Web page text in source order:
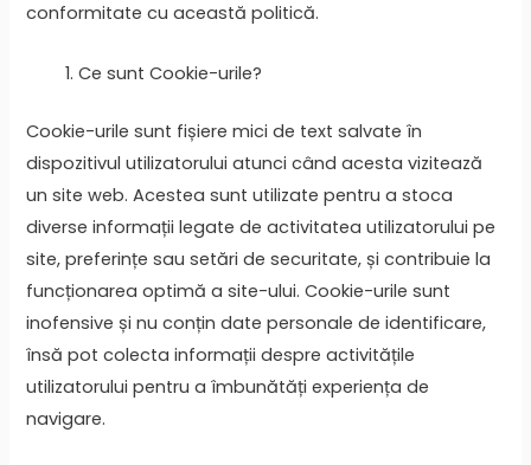
conformitate cu această politică.
Ce sunt Cookie-urile?
Cookie-urile sunt fișiere mici de text salvate în
dispozitivul utilizatorului atunci când acesta vizitează
un site web. Acestea sunt utilizate pentru a stoca
diverse informații legate de activitatea utilizatorului pe
site, preferințe sau setări de securitate, și contribuie la
funcționarea optimă a site-ului. Cookie-urile sunt
inofensive și nu conțin date personale de identificare,
însă pot colecta informații despre activitățile
utilizatorului pentru a îmbunătăți experiența de
navigare.